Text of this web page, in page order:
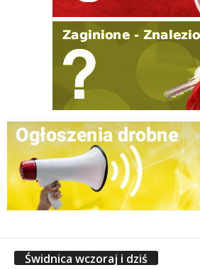
Świdnica wczoraj i dziś